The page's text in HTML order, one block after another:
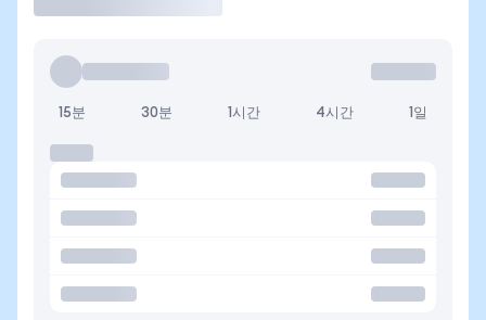
15분 30분 1시간 4시간 1일